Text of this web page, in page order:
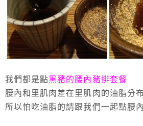
我們都是點黑豬的腰內豬排套餐
腰內和里肌肉差在里肌肉的油脂分
所以怕吃油脂的請跟我們一起點腰